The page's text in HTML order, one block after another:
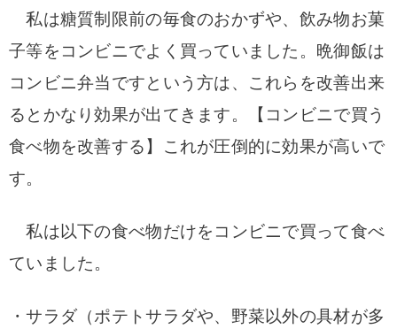
私は糖質制限前の毎食のおかずや、飲み物お菓
子等をコンビニでよく買っていました。晩御飯は
コンビニ弁当ですという方は、これらを改善出来
るとかなり効果が出てきます。【コンビニで買う
食べ物を改善する】これが圧倒的に効果が高いで
す。
私は以下の食べ物だけをコンビニで買って食べ
ていました。
・サラダ（ポテトサラダや、野菜以外の具材が多